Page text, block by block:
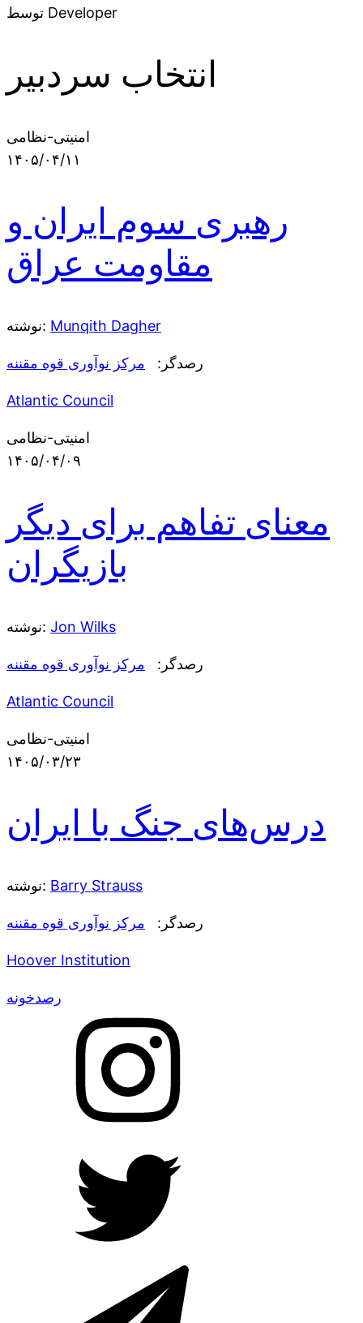
توسط Developer
انتخاب سردبیر
امنیتی-نظامی
۱۴۰۵/۰۴/۱۱
رهبری سوم ایران و
مقاومت عراق
نوشته: Munqith Dagher
رصدگر: مرکز نوآوری قوه مقننه
Atlantic Council
امنیتی-نظامی
۱۴۰۵/۰۴/۰۹
معنای تفاهم برای دیگر
بازیگران
نوشته: Jon Wilks
رصدگر: مرکز نوآوری قوه مقننه
Atlantic Council
امنیتی-نظامی
۱۴۰۵/۰۳/۲۳
درس‌های جنگ با ایران
نوشته: Barry Strauss
رصدگر: مرکز نوآوری قوه مقننه
Hoover Institution
رصدخونه